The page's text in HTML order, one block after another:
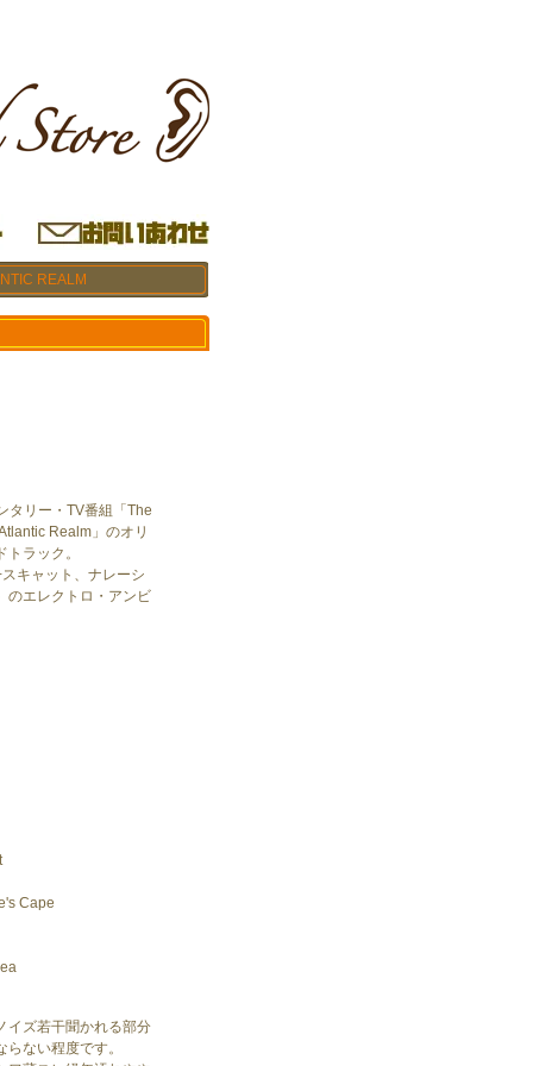
REALM
タリー・TV番組「The
Realm」のオリ
ラック。
キャット、ナレーシ
のエレクトロ・アンビ
Cape
イズ若干聞かれる部分
ない程度です。